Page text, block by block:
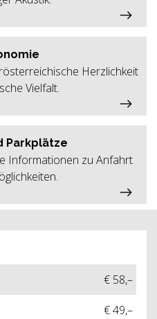
€ 58,–
€ 49,–
Herzlichkeit
Vielfalt.
Parkplätze
Informationen zu Anfahrt